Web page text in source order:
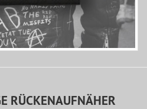
RÜCKENAUFNÄHER